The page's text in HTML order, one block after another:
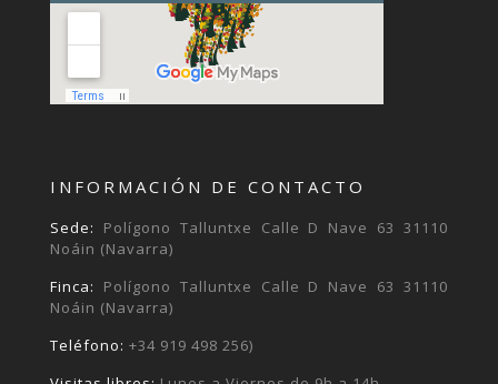
INFORMACIÓN DE CONTACTO
Sede: Polígono Talluntxe Calle D Nave 63 31110
Noáin (Navarra)
Finca: Polígono Talluntxe Calle D Nave 63 31110
Noáin (Navarra)
Teléfono: +34 919 498 256)